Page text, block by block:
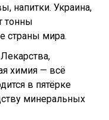
напитки. Украина,
тонны
страны мира.
химия — всё
в пятёрке
минеральных